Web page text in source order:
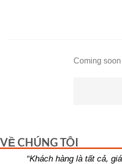
Coming
VỀ CHÚNG TÔI
“Khách hàng là tất cả,